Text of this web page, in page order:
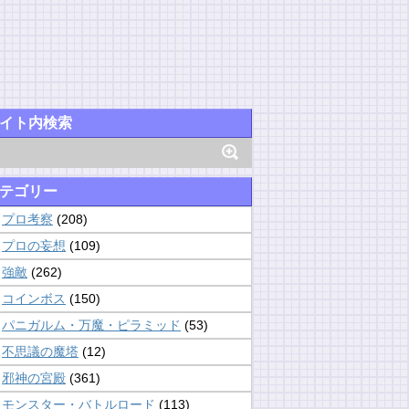
ト内検索
ゴリー
プロ考察 (208)
プロの妄想 (109)
強敵 (262)
コインボス (150)
パニガルム・万魔・ピラミッド (53)
不思議の魔塔 (12)
邪神の宮殿 (361)
モンスター・バトルロード (113)